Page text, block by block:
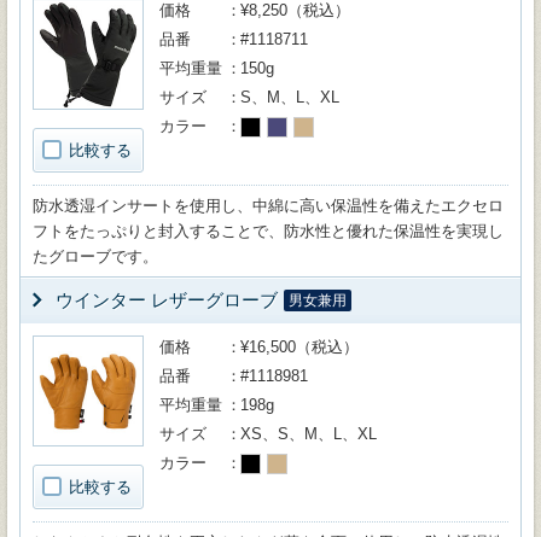
比較する
価格
¥8,250（税込）
品番
#1118711
平均重量
150g
サイズ
S、M、L、XL
カラー
防水透湿インサートを使用し、中綿に高い保温性を備えたエクセロ
フトをたっぷりと封入することで、防水性と優れた保温性を実現し
たグローブです。
ウインター レザーグローブ 男女兼用
比較する
価格
¥16,500（税込）
品番
#1118981
平均重量
198g
サイズ
XS、S、M、L、XL
カラー